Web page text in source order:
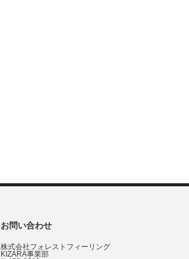
お問い合わせ
株式会社フォレストフィーリング
KIZARA事業部